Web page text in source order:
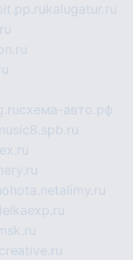
kalugatur.ru
схема-авто.рф
music8.spb.ru
hohota.netalimy.ru